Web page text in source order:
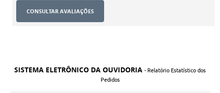
CONSULTAR AVALIAÇÕES
SISTEMA ELETRÔNICO DA OUVIDORIA - Relatório Estatístico dos
Pedidos